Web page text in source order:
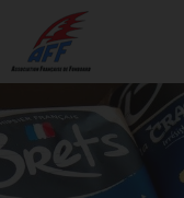
L'aff soutient les
que l'eau salée n'ait jamais